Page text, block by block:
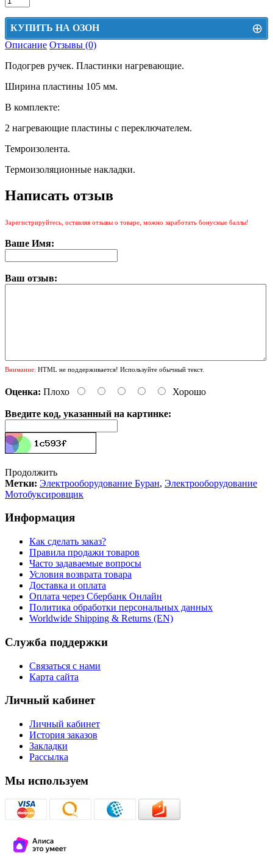
КУПИТЬ НА ОЗОН ⊕
Цена на Озон включает доставку, упаковку и комиссии маркетплейса
Этот товар можно приобрести на Озон. Для перехода в маркетплейс
перейдите по ссылке ниже.
Описание Отзывы (0)
Подогрев ручек. Пластинки нагревающие.
Ширина пластины 105 мм.
В комплекте:
2 нагревающие пластины с переключателем.
Темроизолента.
Термоизоляционные накладки.
Написать отзыв
Зарегистрируйтесь, оставляя отзывы о товаре, можно заработать бонусные баллы!
Ваше Имя:
Ваш отзыв:
Внимание: HTML не поддерживается! Используйте обычный текст.
Оценка: Плохо Хорошо
Введите код, указанный на картинке:
Продолжить
Метки: Электрооборудование Буран, Электрооборудование
Мотобуксировщик
Информация
Как сделать заказ?
Правила продажи товаров
Часто задаваемые вопросы
Условия возврата товара
Доставка и оплата
Оплата через Сбербанк Онлайн
Политика обработки персональных данных
Worldwide Shipping & Returns (EN)
Служба поддержки
Связаться с нами
Карта сайта
Личный кабинет
Личный кабинет
История заказов
Закладки
Рассылка
Мы используем